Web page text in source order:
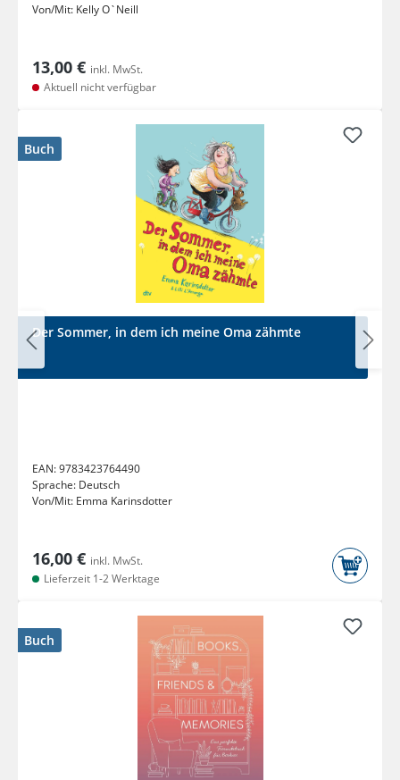
Von/Mit: Kelly O`Neill
13,00 € inkl. MwSt.
Aktuell nicht verfügbar
Buch
Der Sommer, in dem ich meine Oma zähmte
EAN:9783423764490
Sprache: Deutsch
Von/Mit: Emma Karinsdotter
16,00 € inkl. MwSt.
Lieferzeit 1-2 Werktage
Buch